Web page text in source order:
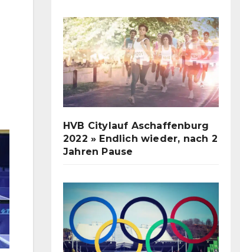
HVB Citylauf Aschaffenburg
2022 » Endlich wieder, nach 2
Jahren Pause